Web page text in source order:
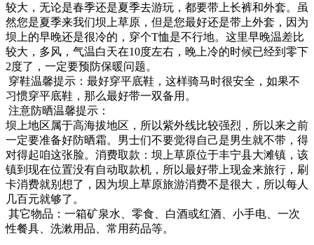
较大，无论是春季还是夏季去游玩，都要带上长裤和外套。虽
然您是夏季来我们坝上草原，但是您最好还是带上外套，因为
坝上的早晚还是很冷的，穿个T恤是不行地。这里早晚温差比
较大，多风，气温白天在10度左右，晚上冷的时候已经到零下
2度了，一定要预防保暖问题。
穿鞋温馨提示：最好穿平底鞋，这样骑马时很安全，如果不
习惯穿平底鞋，那么最好带一双备用。
注意防晒温馨提示：
坝上地区属于高海拔地区，所以紫外线比较强烈，所以来之前
一定要准备好防晒霜。男士们不要觉得自己是男生就不带，得
对得起咱这张脸。消费取款：坝上草原位于丰宁县大滩镇，该
镇到现在位置没有自动取款机，所以最好带上现金来旅行，刷
卡消费就别想了，因为坝上草原旅游消费不是很大，所以每人
几百元就够了。
其它物品：一箱矿泉水、零食、白酒或红酒、小手电、一次
性餐具、洗漱用品、常用药品等。